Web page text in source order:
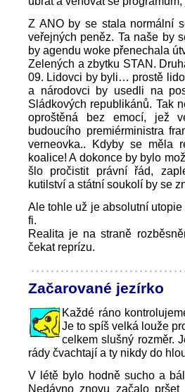
Z ANO by se stala normální
veřejných peněz. Ta naše by
by agendu woke přenechala
Zelených a zbytku STAN.
09. Lidovci by byli… prostě
a národovci by usedli na
Sládkových republikánů. Tak
oproštěná bez emocí, jež
budoucího premiérministra
verneovka.. Kdyby se měla
koalice! A dokonce by bylo
šlo pročistit právní řád,
kutilství a státní soukolí by se
Ale tohle už je absolutní
fi.
Realita je na straně
čekat reprízu.
Začarované jezírko
Každé ráno
Je to spíš velká louže
celkem slušný rozměr.
rády čvachtají a ty nikdy do
V létě bylo hodně sucho a
Nedávno znovu začalo